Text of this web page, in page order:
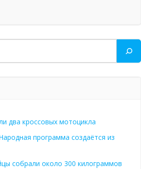
два кроссовых мотоцикла
программа создаётся из
собрали около 300 килограммов